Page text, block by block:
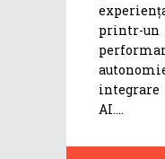
printr-un
AI.